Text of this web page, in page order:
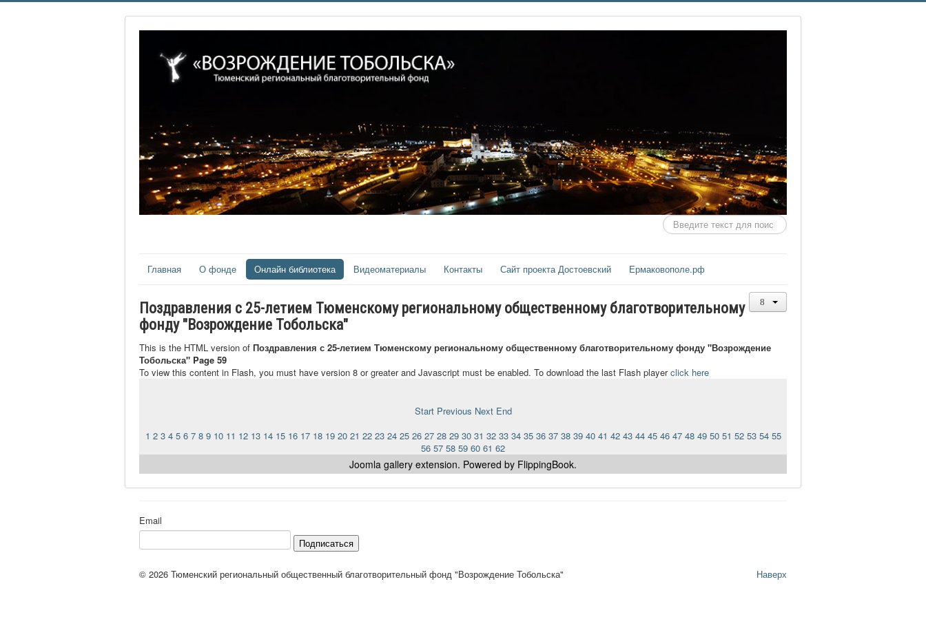
Искать...
Главная О фонде Онлайн библиотека Видеоматериалы Контакты Сайт проекта Достоевский Ермаковополе.рф
Поздравления с 25-летием Тюменскому региональному общественному благотворительному
фонду "Возрождение Тобольска"
This is the HTML version of Поздравления с 25-летием Тюменскому региональному общественному благотворительному фонду "Возрождение
Тобольска" Page 59
To view this content in Flash, you must have version 8 or greater and Javascript must be enabled. To download the last Flash playerclick here
Start Previous Next End
1 2 3 4 5 6 7 8 9 10 11 12 13 14 15 16 17 18 19 20 21 22 23 24 25 26 27 28 29 30 31 32 33 34 35 36 37 38 39 40 41 42 43 44 45 46 47 48 49 50 51 52 53 54 55
56 57 58 59 60 61 62
Joomla gallery extension. Powered by FlippingBook.
Email
Подписаться
Наверх
© 2026 Тюменский региональный общественный благотворительный фонд "Возрождение Тобольска"